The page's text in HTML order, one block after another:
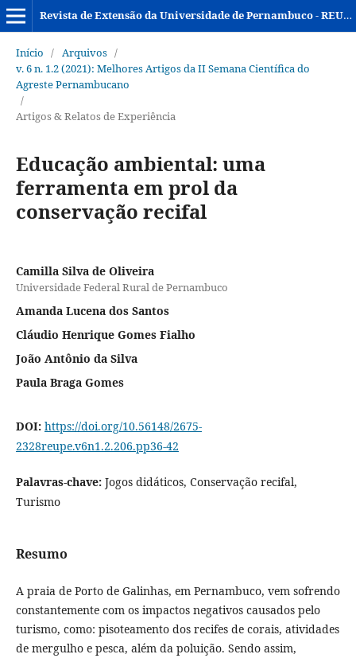
Revista de Extensão da Universidade de Pernambuco - REUPE
Início / Arquivos /
v. 6 n. 1.2 (2021): Melhores Artigos da II Semana Científica do
Agreste Pernambucano
/
Artigos & Relatos de Experiência
Educação ambiental: uma
ferramenta em prol da
conservação recifal
Camilla Silva de Oliveira
Universidade Federal Rural de Pernambuco
Amanda Lucena dos Santos
Cláudio Henrique Gomes Fialho
João Antônio da Silva
Paula Braga Gomes
DOI: https://doi.org/10.56148/2675-
2328reupe.v6n1.2.206.pp36-42
Palavras-chave: Jogos didáticos, Conservação recifal,
Turismo
Resumo
A praia de Porto de Galinhas, em Pernambuco, vem sofrendo
constantemente com os impactos negativos causados pelo
turismo, como: pisoteamento dos recifes de corais, atividades
de mergulho e pesca, além da poluição. Sendo assim,